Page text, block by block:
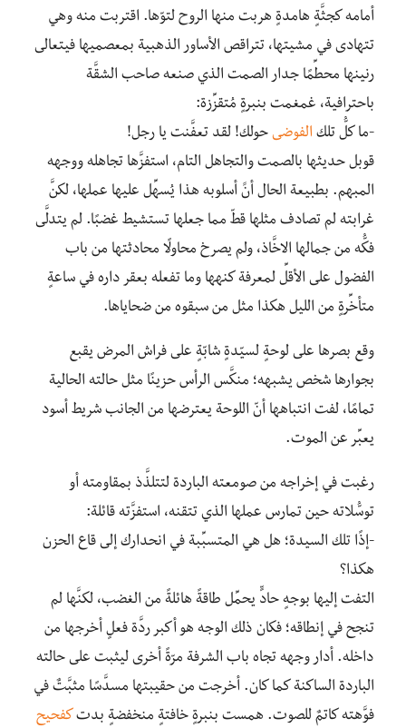
أمامه كجثَّةٍ هامدةٍ هربت منها الروح لتوّها. اقتربت منه وهي
تتهادى في مشيتها، تتراقص الأساور الذهبية بمعصميها فيتعالى
رنينها محطِّمًا جدار الصمت الذي صنعه صاحب الشقَّة
باحترافية، غمغمت بنبرةٍ مُتقزِّزة:
-ما كلُّ تلك الفوضى حولك! لقد تعفَّنت يا رجل!
قوبل حديثها بالصمت والتجاهل التام، استفزَّها تجاهله ووجهه
المبهم. بطبيعة الحال أنََ أسلوبه هذا يُسهِّل عليها عملها، لكنَّ
غرابته لم تصادف مثلها قطّ مما جعلها تستشيط غضبًا. لم يتدلَّى
فكُّه من جمالها الاخَّاذ، ولم يصرخ محاولًا محادثتها من باب
الفضول على الأقلِّ لمعرفة كنهها وما تفعله بعقر داره في ساعةٍ
متأخِّرةٍ من الليل هكذا مثل من سبقوه من ضحاياها.
وقع بصرها على لوحةٍ لسيّدةٍ شابّةٍ على فراش المرض يقبع
بجوارها شخص يشبهه؛ منكَّس الرأس حزينًا مثل حالته الحالية
تمامًا، لفت انتباهها أنّ اللوحة يعترضها من الجانب شريط أسود
يعبِّر عن الموت.
رغبت في إخراجه من صومعته الباردة لتتلذَّذ بمقاومته أو
توسُّلاته حين تمارس عملها الذي تتقنه، استفزَّته قائلة:
-إذًا تلك السيدة؛ هل هي المتسبِّبة في انحدارك إلى قاع الحزن
هكذا؟
التفت إليها بوجهٍ حادٍّ يحمِّل طاقةً هائلةً من الغضب، لكنَّها لم
تنجح في إنطاقه؛ فكان ذلك الوجه هو أكبر ردَّة فعلٍ أخرجها من
داخله. أدار وجهه تجاه باب الشرفة مرّةً أخرى ليثبت على حالته
الباردة الساكنة كما كان. أخرجت من حقيبتها مسدَّسًا مثبَّتٌ في
فوَّهته كاتمٌ للصوت. همست بنبرةٍ خافتةٍ منخفضةٍ بدت كفحيح